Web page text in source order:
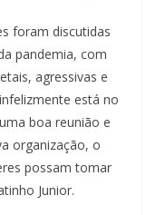
foram discutidas
pandemia, com
agressivas e
está no
boa reunião e
organização, o
possam tomar
Junior.